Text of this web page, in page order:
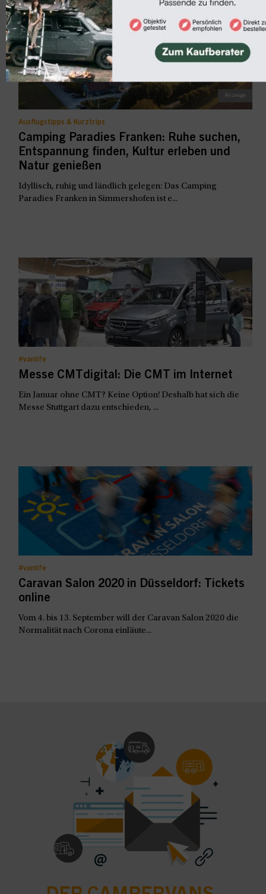
Ausflugstipps & Kurztrips
Camping Paradies Franken: Ruhe suchen,
Entspannung finden, Kultur erleben und
Natur genießen
Idyllisch, ruhig und ländlich gelegen: Das Camping
Paradies Franken in Simmershofen ist e...
#vanlife
Messe CMTdigital: Die CMT im Internet
Ein Januar ohne CMT? Keine Option! Deshalb hat sich die
Messe Stuttgart dazu entschieden, ...
#vanlife
Caravan Salon 2020 in Düsseldorf: Tickets
online
Vom 4. bis 13. September will der Caravan Salon 2020 die
Normalität nach Corona einläute...